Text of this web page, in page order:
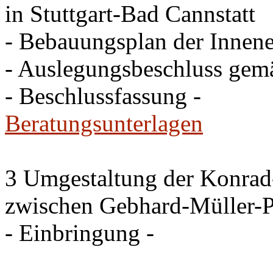
in Stuttgart-Bad Cannstatt
- Bebauungsplan der
- Auslegungsbeschluss
- Beschlussfassung -
Beratungsunterlagen
3 Umgestaltung der
zwischen Gebhard-Müller-
- Einbringung -